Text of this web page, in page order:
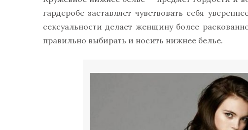
гардеробе заставляет чувствовать себя
сексуальности делает женщину более
правильно выбирать и носить нижнее белье.